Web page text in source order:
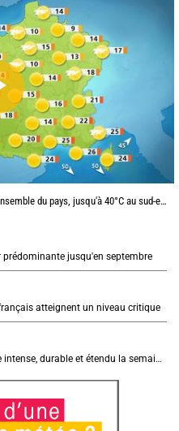
du pays, jusqu'à 40°C au sud-est
jusqu'en septembre
atteignent un niveau critique
Cinquième canicule de l’été : un épisode intense, durable et étendu la semaine prochaine